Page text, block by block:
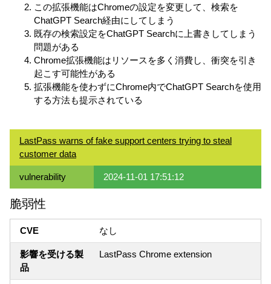
この拡張機能はChromeの設定を変更して、検索を
ChatGPT Search経由にしてしまう
既存の検索設定をChatGPT Searchに上書きしてしまう
問題がある
Chrome拡張機能はリソースを多く消費し、衝突を引き
起こす可能性がある
拡張機能を使わずにChrome内でChatGPT Searchを使用
する方法も提示されている
LastPass warns of fake support centers trying to steal
customer data
vulnerability 2024-11-01 17:51:12
脆弱性
CVE なし
影響を受ける製
品
LastPass Chrome extension